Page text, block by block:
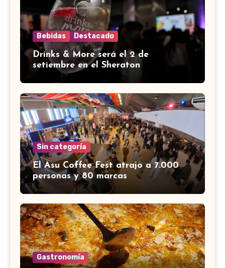
Bebidas Destacado
Drinks & More será el 2 de
setiembre en el Sheraton
Sin categoría
El Asu Coffee Fest atrajo a 7.000
personas y 80 marcas
Gastronomía